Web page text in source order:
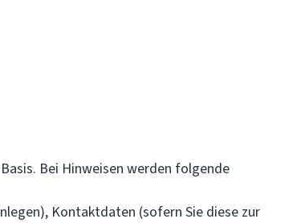
Bei Hinweisen werden folgende
Kontaktdaten (sofern Sie diese zur